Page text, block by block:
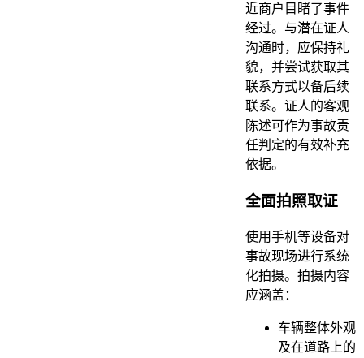
近商户目睹了事件
经过。与潜在证人
沟通时，应保持礼
貌，并尝试获取其
联系方式以备后续
联系。证人的客观
陈述可作为事故责
任判定的有效补充
依据。
全面拍照取证
使用手机等设备对
事故现场进行系统
化拍摄。拍摄内容
应涵盖：
车辆整体外观
及在道路上的